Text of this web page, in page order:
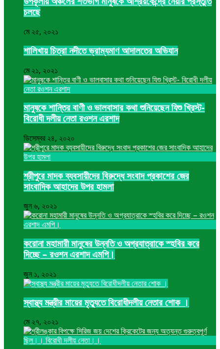
চলছে
মে ২৫, ২০২১
শালিখায় চিত্রা নদীতে ভ্রাম্যমাণ আদালতের অভিযান
মে ২১, ২০২১
মানুষকে শান্তির বাণী ও ভালবাসার কথা শুনিয়েছেন যিশু খ্রিস্ট-
বিরোধী দলীয় নেতা রওশন এরশাদ
ডিসেম্বর ২৪, ২০২০
শ্রীপুরে মাদক ব্যবসায়ীদের বিরুদ্ধে সংবাদ প্রকাশের জের
সাংবাদিক আহাদের উপর হামলা
জুন ৬, ২০২১
করোনা মহামারী মানুষের উন্নতি ও অগ্রযাত্রাকে স্হবির করে
দিচ্ছে – রওশন এরশাদ এমপি।
জুন ১, ২০২১
স্বাস্থ্য মন্ত্রীর মায়ের মৃত্যুতে বিরোধীদলীয় নেতার শোক ।
মে ২৭, ২০২১